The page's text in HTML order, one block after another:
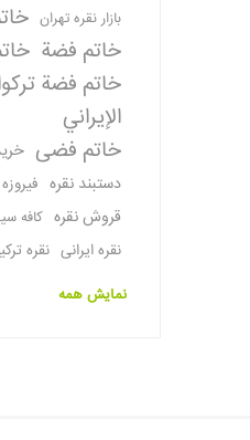
بازار نقره تهران
خاتم فضة
خاتم فضة
الإيراني
خاتم فضی
دستبند نقره فیروزه
قروش نقره کافه
نقره ایرانی نقره
نمایش همه